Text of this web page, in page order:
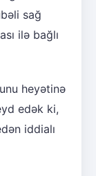
sağ
ilə bağlı
heyətinə
edək ki,
iddialı